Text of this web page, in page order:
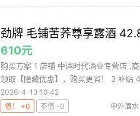
劲牌 毛铺苦荞尊享露酒
610元
购买方案 1 店铺 中酒时代酒业专营店 ,
领取【隐藏优惠】，购买更省！ 3 补贴
2026-4-13 10:42
值！ +0
不值 -0 中外酒水